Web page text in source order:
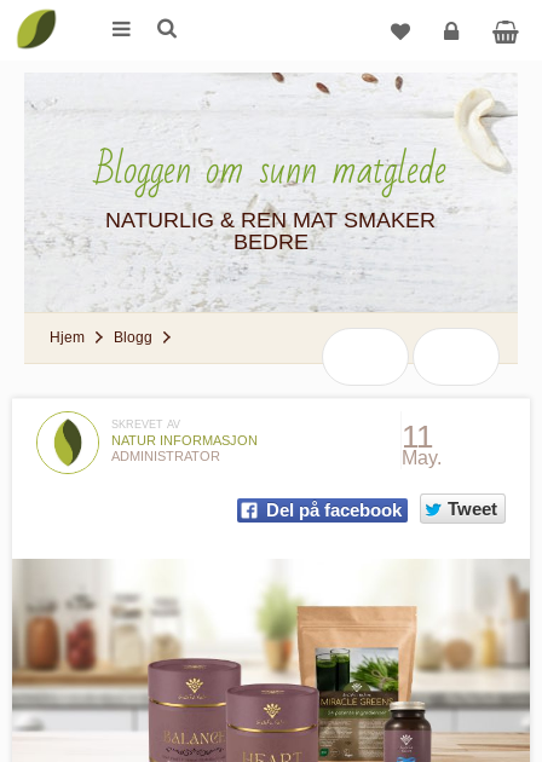
Logg
Bloggen om sunn matglede
NATURLIG & REN MAT SMAKER
BEDRE
Hjem Blogg
SKREVET AV
NATUR INFORMASJON
ADMINISTRATOR
11
May.
Del på facebook Tweet